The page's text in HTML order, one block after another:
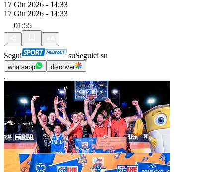
17 Giu 2026 - 14:33
17 Giu 2026 - 14:33
01:55
Segui suSeguici su
whatsapp discover